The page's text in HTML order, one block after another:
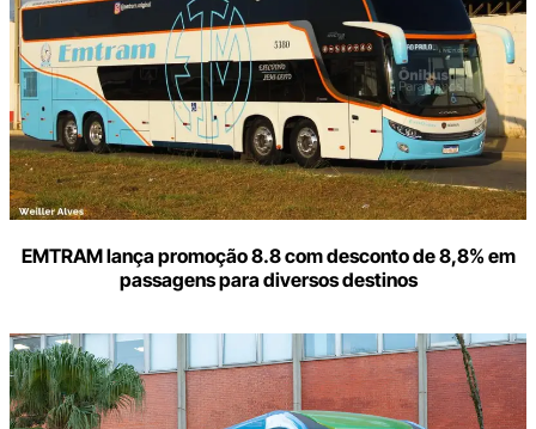
EMTRAM lança promoção 8.8 com desconto de 8,8% em
passagens para diversos destinos
mail